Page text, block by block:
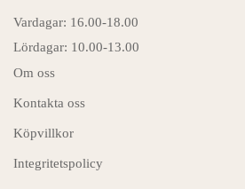
Vardagar: 16.00-18.00
Lördagar: 10.00-13.00
Om oss
Kontakta oss
Köpvillkor
Integritetspolicy